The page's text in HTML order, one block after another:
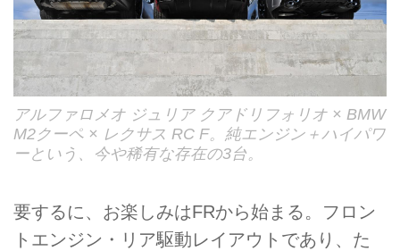
アルファロメオ ジュリア クアドリフォリオ × BMW
M2クーペ × レクサス RC F。純エンジン＋ハイパワ
ーという、今や稀有な存在の3台。
要するに、お楽しみはFRから始まる。フロン
トエンジン・リア駆動レイアウトであり、た